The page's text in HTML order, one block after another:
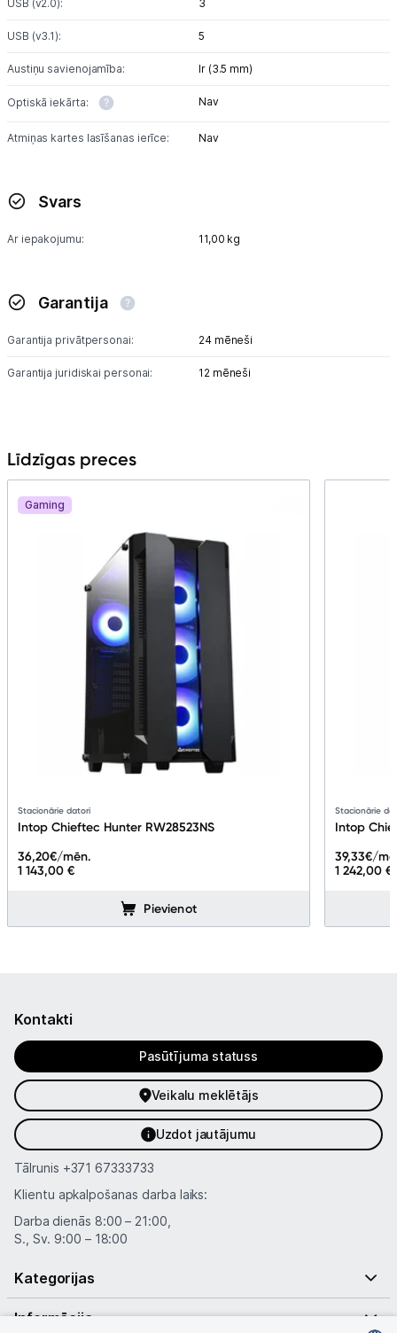
USB (v2.0): 3
USB (v3.1): 5
Austiņu savienojamība: Ir (3.5 mm)
Optiskā iekārta: Nav
Atmiņas kartes lasīšanas ierīce: Nav
Svars
Ar iepakojumu: 11,00 kg
Garantija
Garantija privātpersonai: 24 mēneši
Garantija juridiskai personai: 12 mēneši
Līdzīgas preces
Gaming
Stacionārie datori
Intop Chieftec Hunter RW28523NS
1 143,00 €
36,20€/mēn.
Pievienot
Stacionārie
Intop
1 242,00 €
39,33€/
Kontakti
Pasūtījuma statuss
Veikalu meklētājs
Uzdot jautājumu
Tālrunis +371 67333733
Klientu apkalpošanas darba laiks:
Darba dienās 8:00 – 21:00,
S., Sv. 9:00 – 18:00
Kategorijas
Informācija